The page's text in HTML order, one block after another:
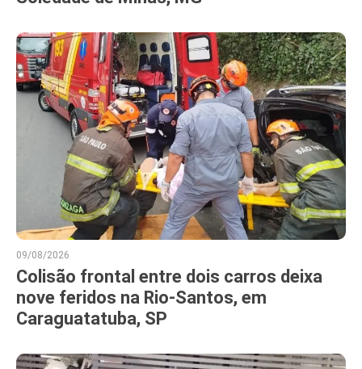
09/08/2026
Colisão frontal entre dois carros deixa
nove feridos na Rio-Santos, em
Caraguatatuba, SP